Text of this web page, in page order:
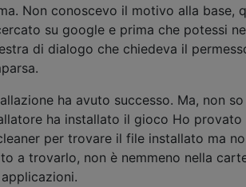
Non conoscevo il motivo alla base,
su google e prima che potessi
di dialogo che chiedeva il
ha avuto successo. Ma, non
ha installato il gioco Ho provato
per trovare il file installato ma
a trovarlo, non è nemmeno nella